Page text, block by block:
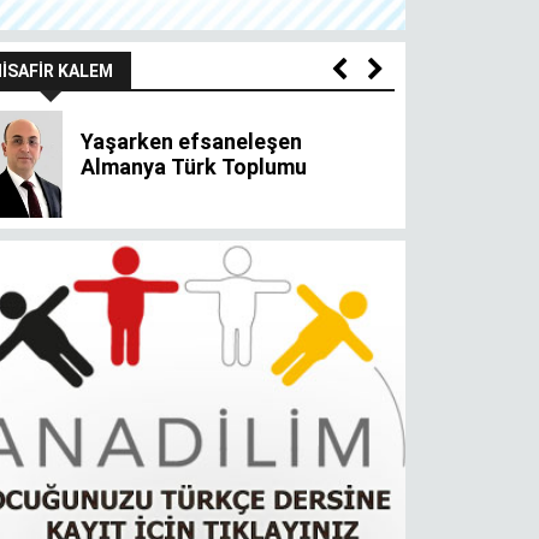
SIZDE
Olanlarla mutlu olmak,
olmayanı oldurur